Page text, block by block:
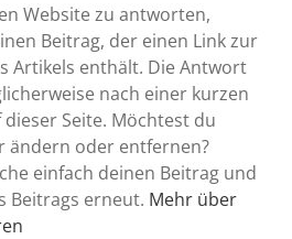
Website zu antworten,
Beitrag, der einen Link zur
Artikels enthält. Die Antwort
nach einer kurzen
Seite. Möchtest du
ändern oder entfernen?
einfach deinen Beitrag und
Beitrags erneut. Mehr über